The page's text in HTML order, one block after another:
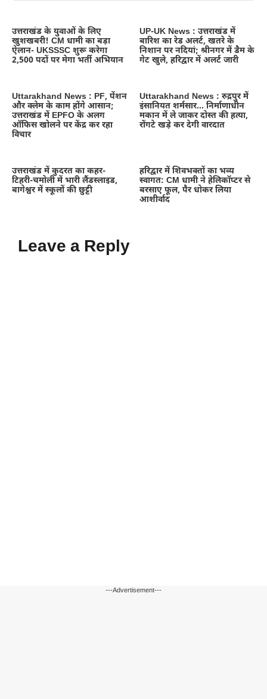
उत्तराखंड के युवाओं के लिए
खुशखबरी! CM धामी का बड़ा
ऐलान- UKSSSC शुरू करेगा
2,500 पदों पर मेगा भर्ती अभियान
UP-UK News : उत्तराखंड में
बारिश का रेड अलर्ट, खतरे के
निशान पर नदियां; श्रीनगर में डैम के
गेट खुले, हरिद्वार में अलर्ट जारी
Uttarakhand News : PF, पेंशन
और क्लेम के काम होंगे आसान;
उत्तराखंड में EPFO के अलग
ऑफिस खोलने पर केंद्र कर रहा
विचार
Uttarakhand News : रुद्रपुर में
इंसानियत शर्मसार… निर्माणाधीन
मकान में ले जाकर दोस्त की हत्या,
रोंगटे खड़े कर देगी वारदात
उत्तराखंड में कुदरत का कहर-
टिहरी-चमोली में भारी लैंडस्लाइड,
बागेश्वर में स्कूलों की छुट्टी
हरिद्वार में शिवभक्तों का भव्य
स्वागत: CM धामी ने हेलिकॉप्टर से
बरसाए फूल, पैर धोकर लिया
आशीर्वाद
Leave a Reply
---Advertisement---